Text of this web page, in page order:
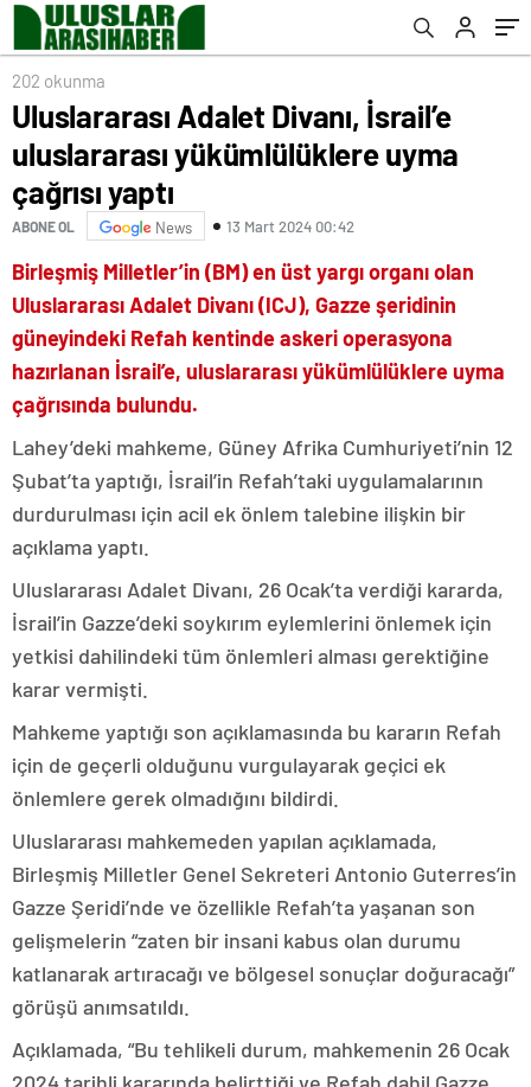
yaptı
202 okunma
Uluslararası Adalet Divanı, İsrail’e
uluslararası yükümlülüklere uyma
çağrısı yaptı
ABONE OL News 13 Mart 2024 00:42
Birleşmiş Milletler’in (BM) en üst yargı organı olan
Uluslararası Adalet Divanı (ICJ), Gazze şeridinin
güneyindeki Refah kentinde askeri operasyona
hazırlanan İsrail’e, uluslararası yükümlülüklere uyma
çağrısında bulundu.
Lahey’deki mahkeme, Güney Afrika Cumhuriyeti’nin 12
Şubat’ta yaptığı, İsrail’in Refah’taki uygulamalarının
durdurulması için acil ek önlem talebine ilişkin bir
açıklama yaptı.
Uluslararası Adalet Divanı, 26 Ocak’ta verdiği kararda,
İsrail’in Gazze’deki soykırım eylemlerini önlemek için
yetkisi dahilindeki tüm önlemleri alması gerektiğine
karar vermişti.
Mahkeme yaptığı son açıklamasında bu kararın Refah
için de geçerli olduğunu vurgulayarak geçici ek
önlemlere gerek olmadığını bildirdi.
Uluslararası mahkemeden yapılan açıklamada,
Birleşmiş Milletler Genel Sekreteri Antonio Guterres’in
Gazze Şeridi’nde ve özellikle Refah’ta yaşanan son
gelişmelerin “zaten bir insani kabus olan durumu
katlanarak artıracağı ve bölgesel sonuçlar doğuracağı”
görüşü anımsatıldı.
Açıklamada, “Bu tehlikeli durum, mahkemenin 26 Ocak